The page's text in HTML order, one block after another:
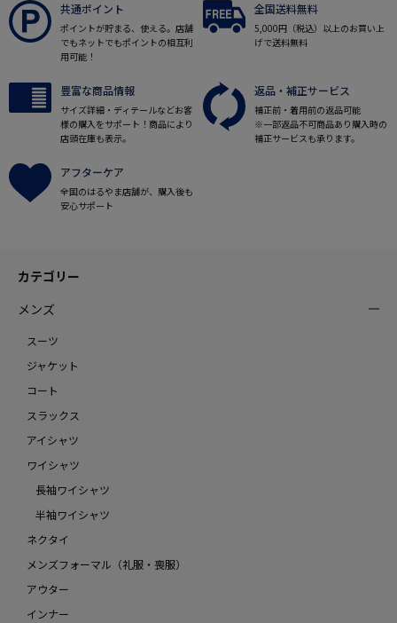
共通ポイント
ポイントが貯まる、使える。店舗
でもネットでもポイントの相互利
用可能！
全国送料無料
5,000円（税込）以上のお買い上
げで送料無料
豊富な商品情報
サイズ詳細・ディテールなどお客
様の購入をサポート！商品により
店頭在庫も表示。
返品・補正サービス
補正前・着用前の返品可能
※一部返品不可商品あり購入時の
補正サービスも承ります。
アフターケア
全国のはるやま店舗が、購入後も
安心サポート
カテゴリー
メンズ
スーツ
ジャケット
コート
スラックス
アイシャツ
ワイシャツ
長袖ワイシャツ
半袖ワイシャツ
ネクタイ
メンズフォーマル（礼服・喪服）
アウター
インナー